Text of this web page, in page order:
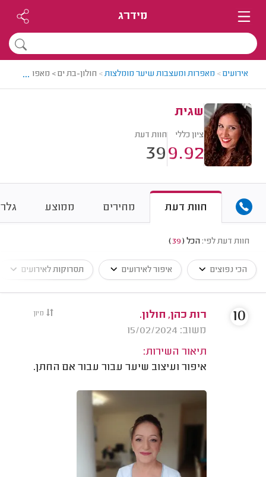
מידרג
אירועים> מאפרות ומעצבות שיער מומלצות> חולון-בת ים > מאפרת
...
שגית
ציון כללי
9.92
חוות דעת
39
חוות דעת מחירים ממוצע
חוות דעת לפי: הכל (
39
)
הכי נפוצים איפור לאירועים תסרוקות לאירועים
מיון
רות כהן, חולון.
משוב: 15/02/2024
תיאור השירות:
איפור ועיצוב שיער עבור עבור אם החתן.
10